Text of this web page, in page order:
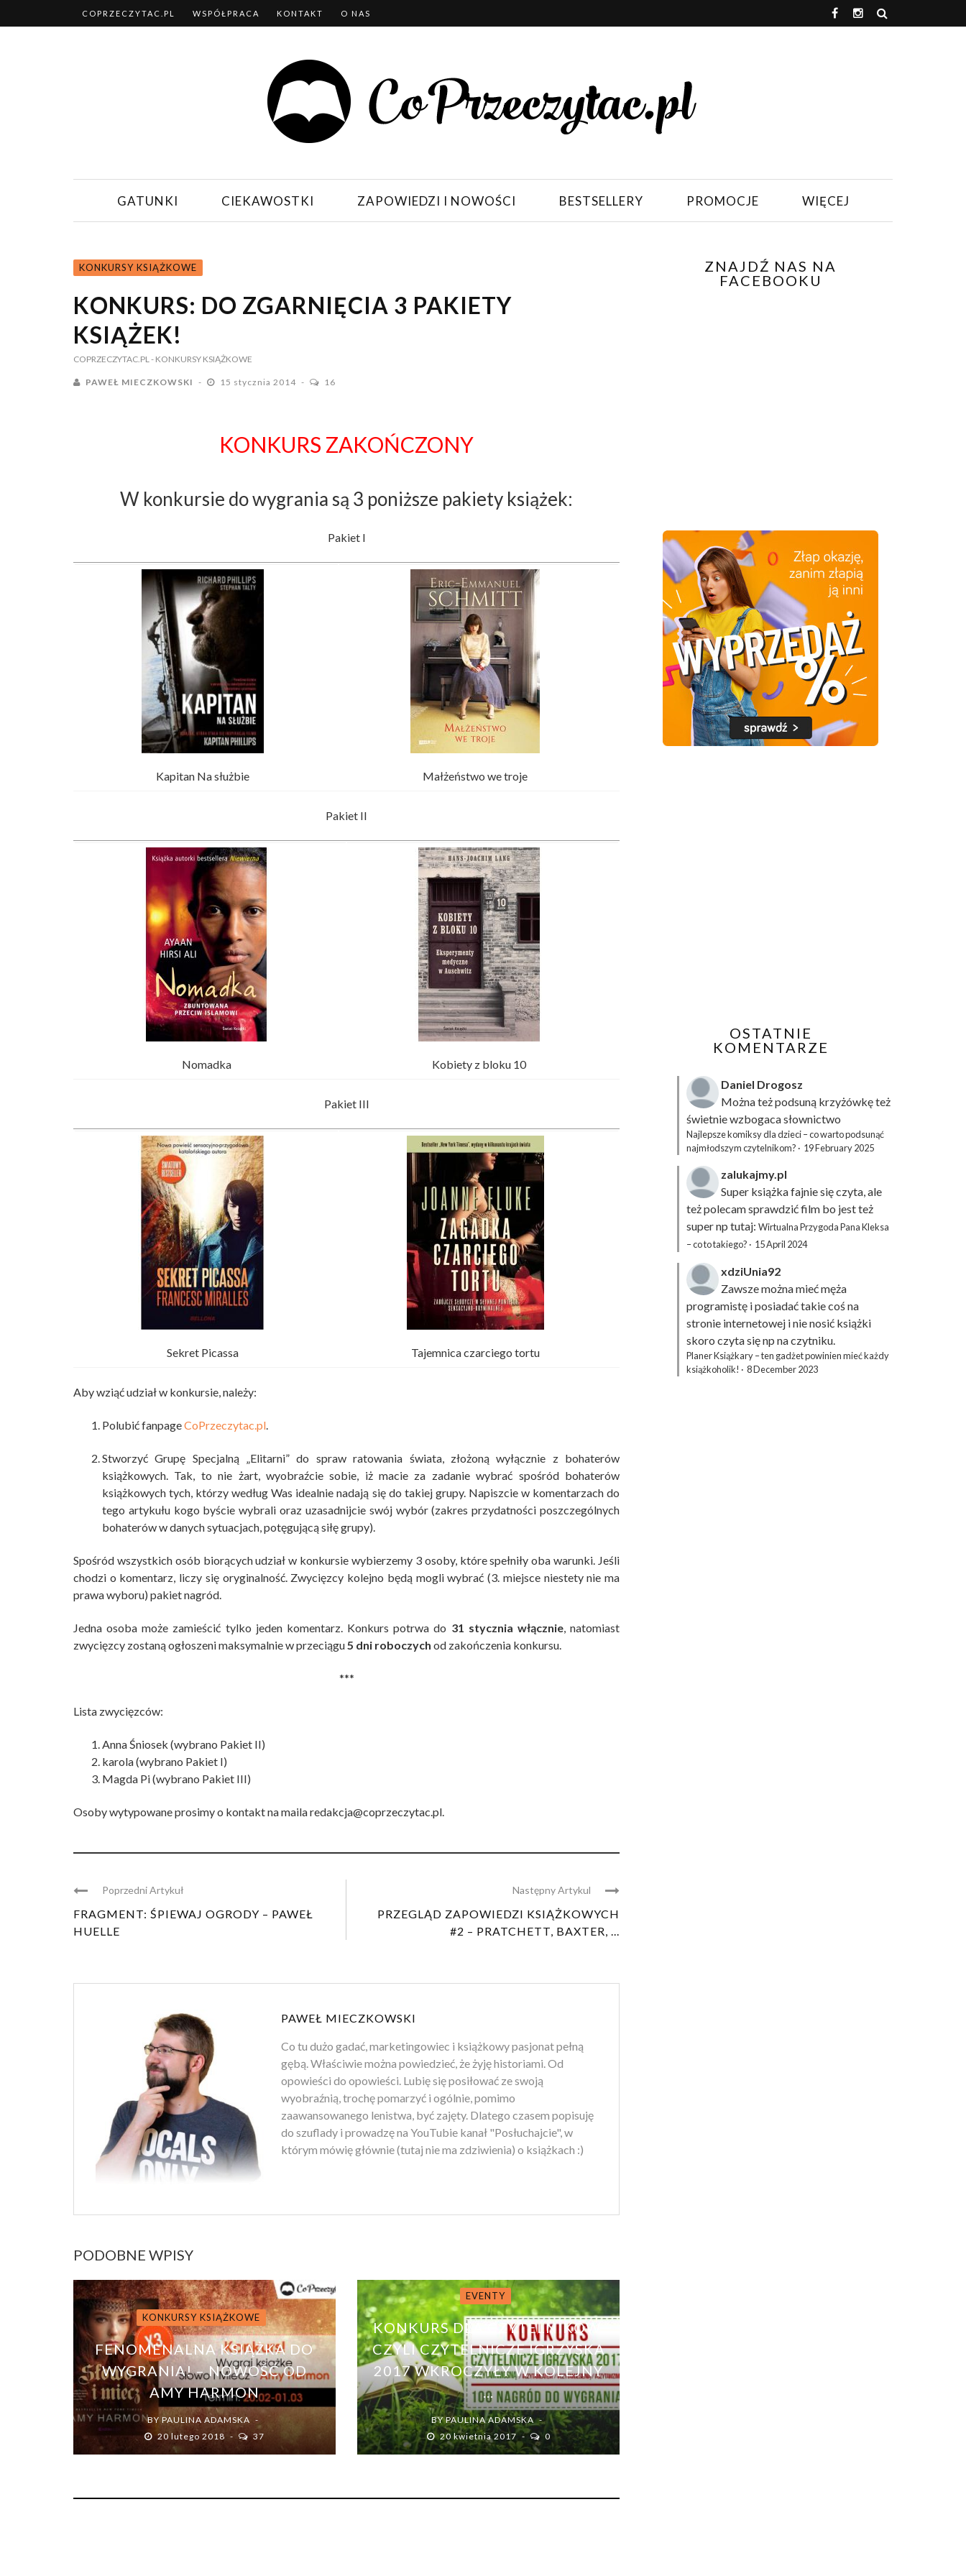
COPRZECZYTAC.PL WSPÓŁPRACA KONTAKT O NAS
GATUNKI CIEKAWOSTKI ZAPOWIEDZI I NOWOŚCI BESTSELLERY PROMOCJE WIĘCEJ
KONKURSY KSIĄŻKOWE
KONKURS: DO ZGARNIĘCIA 3 PAKIETY
KSIĄŻEK!
COPRZECZYTAC.PL- KONKURSY KSIĄŻKOWE
PAWEŁ MIECZKOWSKI 15 stycznia 2014 16
KONKURS ZAKOŃCZONY
W konkursie do wygrania są 3 poniższe pakiety książek:
Pakiet I
Kapitan Na służbie Małżeństwo we troje
Pakiet II
Nomadka Kobiety z bloku 10
Pakiet III
Sekret Picassa Tajemnica czarciego tortu
Aby wziąć udział w konkursie, należy:
Polubić fanpageCoPrzeczytac.pl
Stworzyć Grupę Specjalną „Elitarni” do spraw ratowania świata, złożoną wyłącznie z bohaterów
książkowych. Tak, to nie żart, wyobraźcie sobie, iż macie za zadanie wybrać spośród bohaterów
książkowych tych, którzy według Was idealnie nadają się do takiej grupy. Napiszcie w komentarzach do
tego artykułu kogo byście wybrali oraz uzasadnijcie swój wybór (zakres przydatności poszczególnych
bohaterów w danych sytuacjach, potęgującą siłę grupy).
Spośród wszystkich osób biorących udział w konkursie wybierzemy 3 osoby, które spełniły oba warunki. Jeśli
chodzi o komentarz, liczy się oryginalność. Zwycięzcy kolejno będą mogli wybrać (3. miejsce niestety nie ma
prawa wyboru) pakiet nagród.
Jedna osoba może zamieścić tylko jeden komentarz. Konkurs potrwa do 31 stycznia włącznie, natomiast
zwycięzcy zostaną ogłoszeni maksymalnie w przeciągu 5 dni roboczych od zakończenia konkursu.
***
Lista zwycięzców:
Anna Śniosek (wybrano Pakiet II)
karola (wybrano Pakiet I)
Magda Pi (wybrano Pakiet III)
Osoby wytypowane prosimy o kontakt na mailaredakcja@coprzeczytac.pl
Poprzedni Artykuł
FRAGMENT: ŚPIEWAJ OGRODY – PAWEŁ
HUELLE
Następny Artykul
PRZEGLĄD ZAPOWIEDZI KSIĄŻKOWYCH
#2 – PRATCHETT, BAXTER, ...
PAWEŁ MIECZKOWSKI
Co tu dużo gadać, marketingowiec i książkowy pasjonat pełną
gębą. Właściwie można powiedzieć, że żyję historiami. Od
opowieści do opowieści. Lubię się posiłować ze swoją
wyobraźnią, trochę pomarzyć i ogólnie, pomimo
zaawansowanego lenistwa, być zajęty. Dlatego czasem popisuję
do szuflady i prowadzę na YouTubie kanał "Posłuchajcie", w
którym mówię głównie (tutaj nie ma zdziwienia) o książkach :)
PODOBNE WPISY
KONKURSY KSIĄŻKOWE
FENOMENALNA KSIĄŻKA DO
WYGRANIA! – NOWOŚĆ OD
AMY HARMON
BY PAULINA ADAMSKA
20 lutego 2018
37
EVENTY
KONKURS DLA CZYTELNIKÓW,
CZYLI CZYTELNICZE IGRZYSKA
2017 WKROCZYŁY W KOLEJNY
...
BYPAULINA ADAMSKA
20 kwietnia 2017
0
ZNAJDŹ NAS NA
FACEBOOKU
OSTATNIE
KOMENTARZE
Daniel Drogosz
Można też podsuną krzyżówkęteż
świetnie wzbogaca słownictwo
Najlepsze komiksy dla dzieci – co warto podsunąć
najmłodszym czytelnikom? · 19 February 2025
zalukajmy.pl
Super książka fajnie się czyta, ale
też polecam sprawdzić film bo jest też
super np tutaj: Wirtualna Przygoda Pana Kleksa
– co to takiego? · 15 April 2024
xdziUnia92
Zawsze można mieć męża
programistę i posiadać takie coś na
stronie internetowej i nie nosić książki
skoro czyta się np na czytniku.
Planer Książkary – ten gadżet powinien mieć każdy
książkoholik! · 8 December 2023